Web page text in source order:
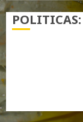
POLITICAS: